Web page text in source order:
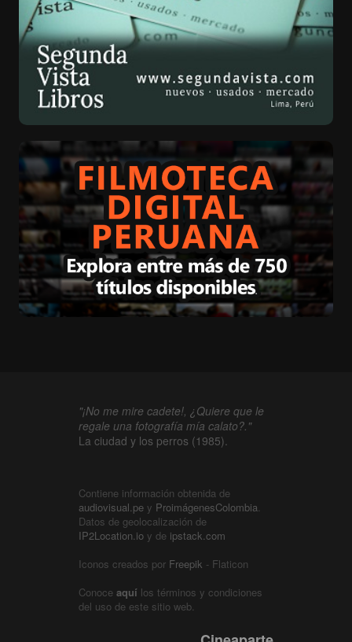
"¡No me mire cadete!, ¿Quiere que le
regale una fotografía mía calato?."
La ciudad y los perros (1985).
Contiene información obtenida de
audiovisual.pe y ProimágenesColombia.
Datos de geolocalización de
IP2Location.io y de ipstack.com
Iconos creados por Freepik - Flaticon
Conoce aquí los términos y condiciones
del uso de este sitio web.